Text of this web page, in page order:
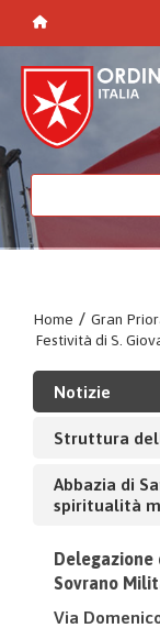
Home / Gran
Festività di S.
Notizie
Struttura
Abbazia di
spiritualità
Delegazione
Sovrano
Via